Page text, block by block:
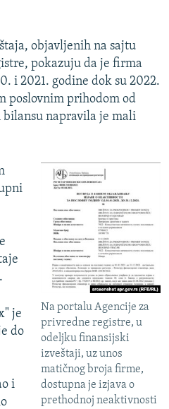
objavljenih na sajtu
pokazuju da je firma
i 2021. godine dok su 2022.
poslovnim prihodom od
napravila je mali
Na portalu Agencije za
privredne registre, u
odeljku finansijski
izveštaji, uz unos
matičnog broja firme,
dostupna je izjava o
prethodnoj neaktivnosti
je
do
i